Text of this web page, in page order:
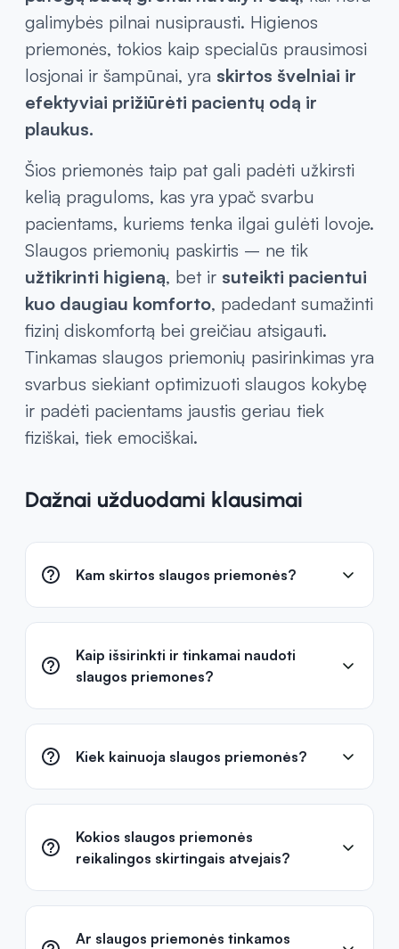
galimybės pilnai nusiprausti. Higienos
priemonės, tokios kaip specialūs prausimosi
losjonai ir šampūnai, yra skirtos švelniai ir
efektyviai prižiūrėti pacientų odą ir
plaukus.
Šios priemonės taip pat gali padėti užkirsti
kelią praguloms, kas yra ypač svarbu
pacientams, kuriems tenka ilgai gulėti lovoje.
Slaugos priemonių paskirtis – ne tik
užtikrinti higieną, bet ir suteikti pacientui
kuo daugiau komforto, padedant sumažinti
fizinį diskomfortą bei greičiau atsigauti.
Tinkamas slaugos priemonių pasirinkimas yra
svarbus siekiant optimizuoti slaugos kokybę
ir padėti pacientams jaustis geriau tiek
fiziškai, tiek emociškai.
Dažnai užduodami klausimai
Kam skirtos slaugos priemonės?
Kaip išsirinkti ir tinkamai naudoti
slaugos priemones?
Kiek kainuoja slaugos priemonės?
Kokios slaugos priemonės
reikalingos skirtingais atvejais?
Ar slaugos priemonės tinkamos